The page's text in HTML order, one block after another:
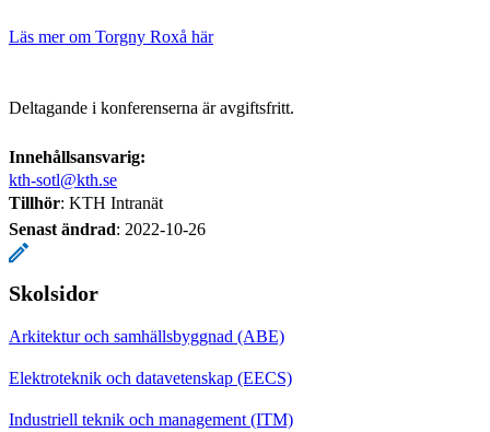
Läs mer om Torgny Roxå här
Deltagande i konferenserna är avgiftsfritt.
Innehållsansvarig:
kth-sotl@kth.se
Tillhör: KTH Intranät
Senast ändrad: 2022-10-26
Skolsidor
Arkitektur och samhällsbyggnad (ABE)
Elektroteknik och datavetenskap (EECS)
Industriell teknik och management (ITM)